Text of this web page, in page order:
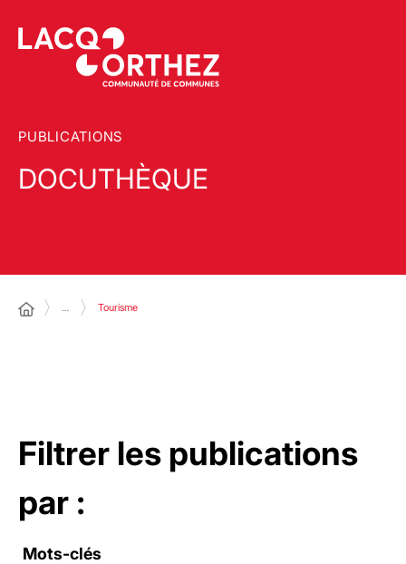
PUBLICATIONS
DOCUTHÈQUE
… Tourisme
Filtrer les publications
par :
Mots-clés